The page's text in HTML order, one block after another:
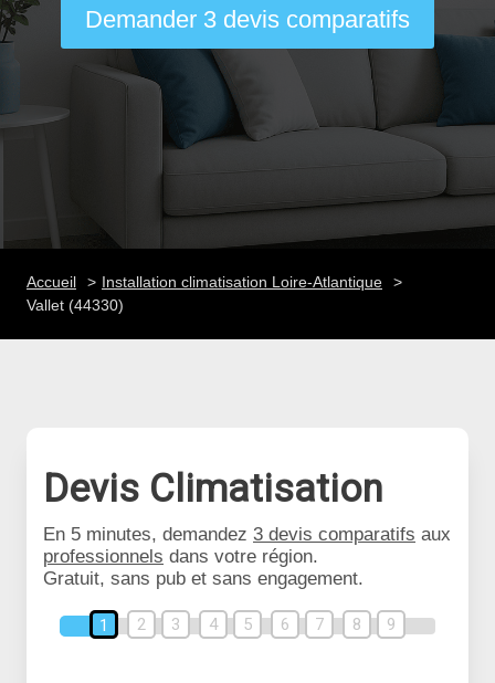
Demander 3 devis comparatifs
Accueil
Installation climatisation Loire-Atlantique
Vallet (44330)
Devis Climatisation
En 5 minutes, demandez 3 devis comparatifs aux
professionnels dans votre région.
Gratuit, sans pub et sans engagement.
1 2 3 4 5 6 7 8 9